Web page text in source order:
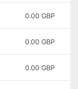
0.00 GBP
0.00 GBP
0.00 GBP